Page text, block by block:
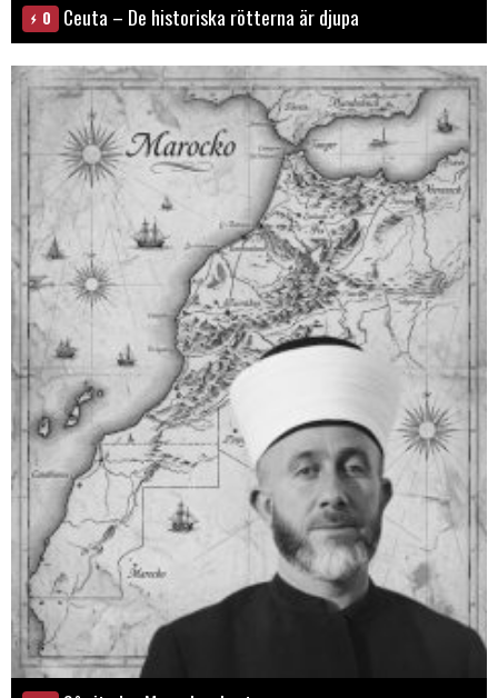
0 Ceuta – De historiska rötterna är djupa